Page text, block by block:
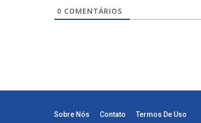
0 COMENTÁRIOS
Sobre Nós Contato Termos De Uso